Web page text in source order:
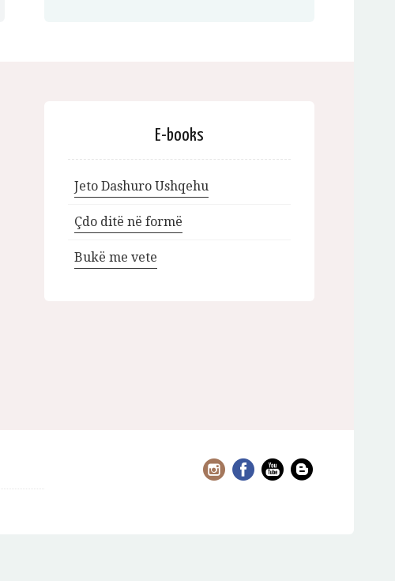
E-books
Jeto Dashuro Ushqehu
Çdo ditë në formë
Bukë me vete